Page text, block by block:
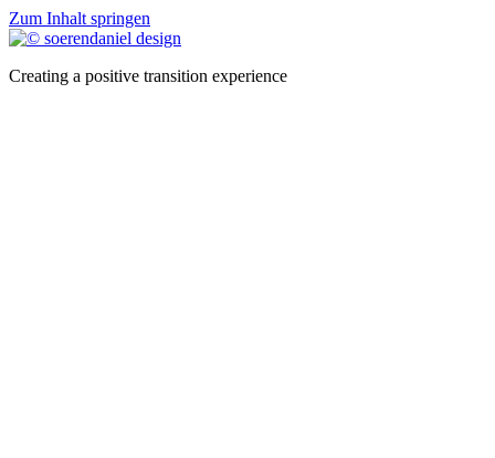
Zum Inhalt springen
Creating a positive transition experience